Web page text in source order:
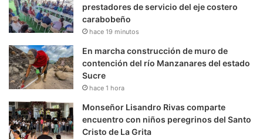
prestadores de servicio del eje costero
carabobeño
hace 19 minutos
En marcha construcción de muro de
contención del río Manzanares del estado
Sucre
hace 1 hora
Monseñor Lisandro Rivas comparte
encuentro con niños peregrinos del Santo
Cristo de La Grita